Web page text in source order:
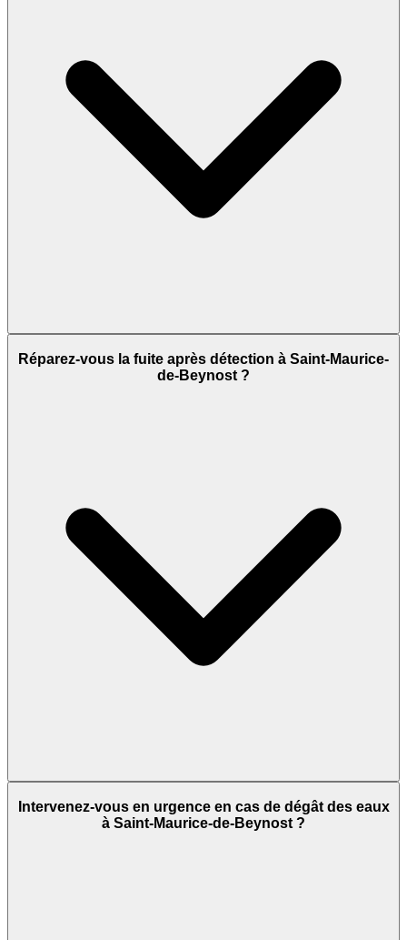
Réparez-vous la fuite après détection à Saint-Maurice-
de-Beynost ?
Intervenez-vous en urgence en cas de dégât des eaux
à Saint-Maurice-de-Beynost ?